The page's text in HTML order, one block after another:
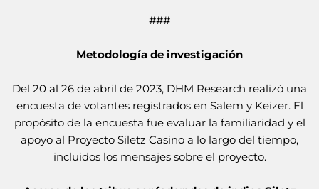
###
Metodología de investigación
Del 20 al 26 de abril de 2023, DHM Research realizó una
encuesta de votantes registrados en Salem y Keizer. El
propósito de la encuesta fue evaluar la familiaridad y el
apoyo al Proyecto Siletz Casino a lo largo del tiempo,
incluidos los mensajes sobre el proyecto.